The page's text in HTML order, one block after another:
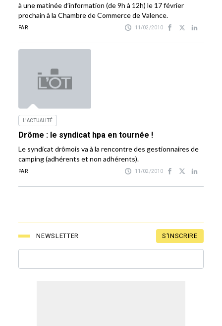
à une matinée d’information (de 9h à 12h) le 17 février
prochain à la Chambre de Commerce de Valence.
PAR 11/02/2010
L'ACTUALITÉ
Drôme : le syndicat hpa en tournée !
Le syndicat drômois va à la rencontre des gestionnaires de
camping (adhérents et non adhérents).
PAR 11/02/2010
NEWSLETTER S'INSCRIRE